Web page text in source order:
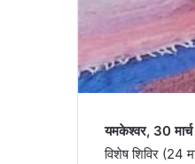
यमकेश्वर, 30
विशेष शिविर (24